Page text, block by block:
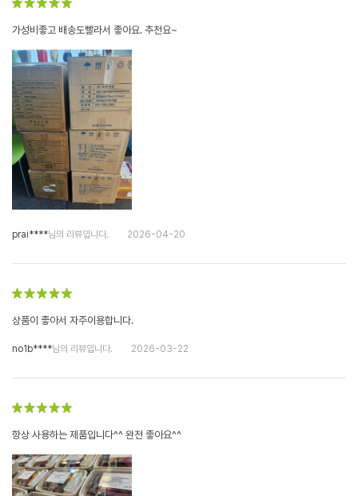
가성비좋고 배송도빨라서 좋아요. 추천요~
prai****님의 리뷰입니다. 2026-04-20
상품이 좋아서 자주이용합니다.
no1b****님의 리뷰입니다. 2026-03-22
항상 사용하는 제품입니다^^ 완전 좋아요^^